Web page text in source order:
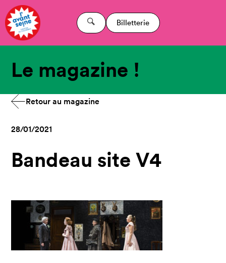
Billetterie
Le magazine !
Retour au magazine
28/01/2021
Bandeau site V4